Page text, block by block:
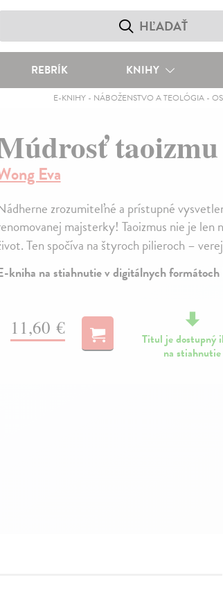
REBRÍK KNIHY
E-KNIHY - NÁBOŽENSTVO A TEOLÓGIA -
taoizmu
Eva
zrozumiteľné a prístupné
majsterky! Taoizmus nie je
Ten spočíva na štyroch pilieroch –
kniha na stiahnutie v digitálnych formátoch
11,60 €
Titul je dostupný
na stiahnutie